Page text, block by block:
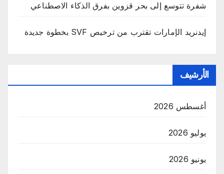
شفرة تتوسع إلى بحر قزوين بفرق الذكاء الاصطناعي
إيدنريد الإمارات تقترب من ترخيص SVF بخطوة جديدة
الأرشيف
أغسطس 2026
يوليو 2026
يونيو 2026